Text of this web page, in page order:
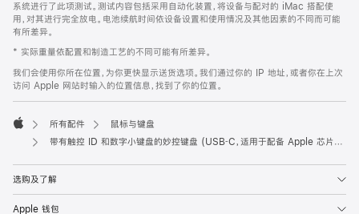
页
脚
系统进行了此项测试。测试内容包括采用自动化装置，将设备与配对的 iMac 搭配使
用，对其进行完全放电。电池续航时间依设备设置和使用情况及其他因素的不同而可能
有所差异。
* 实际重量依配置和制造工艺的不同可能有所差异。
我们会使用你所在位置，为你更快显示送货选项。我们通过你的 IP 地址，或者你在上次
访问 Apple 网站时输入的位置信息，找到了你的位置。
Apple
所有配件
鼠标与键盘
带有触控 ID 和数字小键盘的妙控键盘 (USB‑C，适用于配备 Apple 芯片的 Mac 机型) - 繁体中文 (注音) - 黑色按键
选购及了解
Apple 钱包